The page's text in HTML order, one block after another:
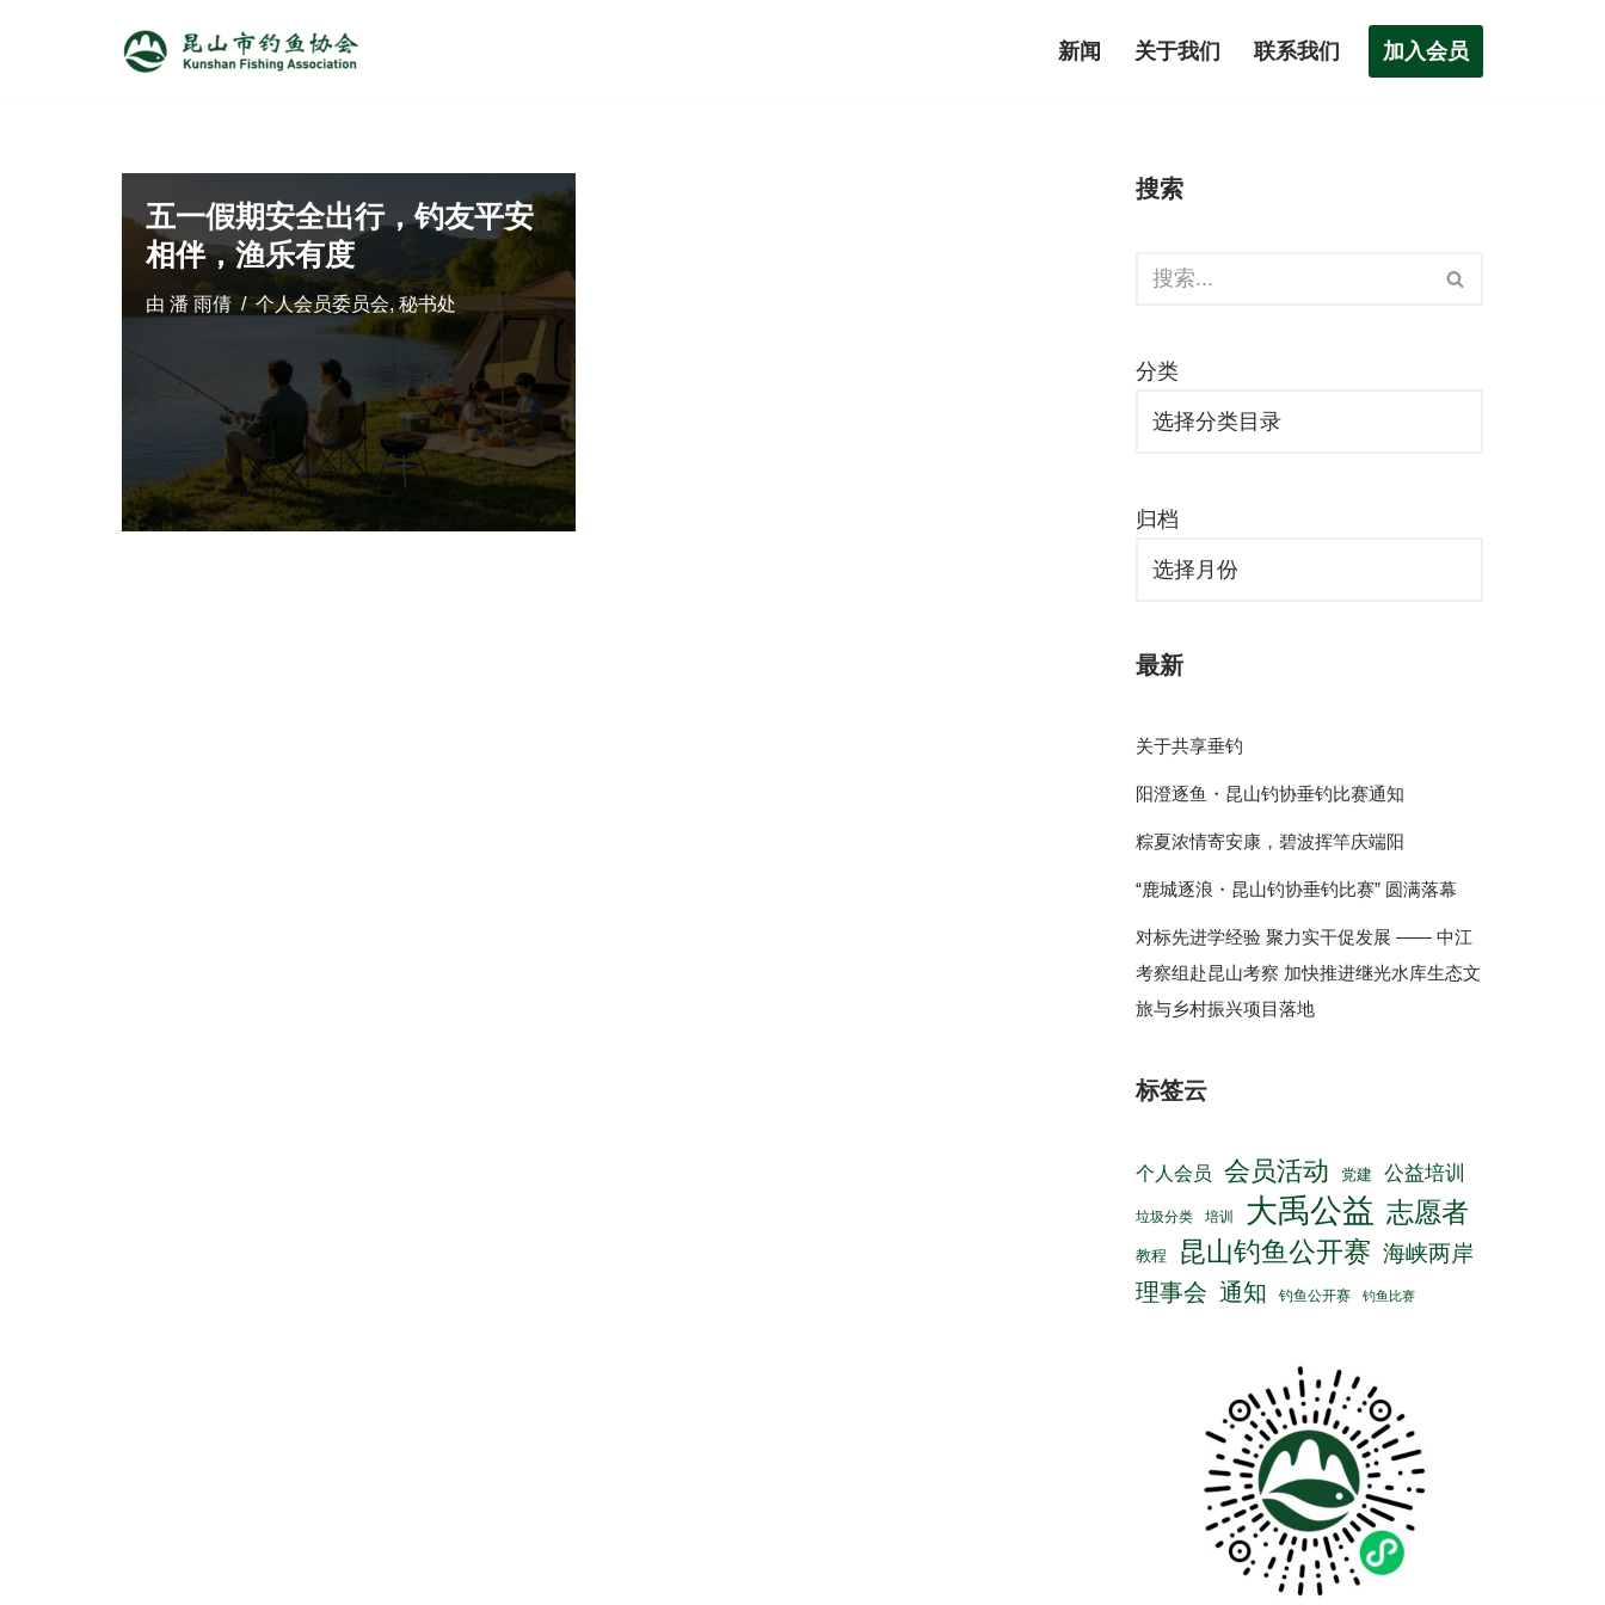
新闻 关于我们 联系我们 加入会员
五一假期安全出行，钓友平安
相伴，渔乐有度
由 潘 雨倩 个人会员委员会, 秘书处
搜索
分类
归档
最新
关于共享垂钓
阳澄逐鱼・昆山钓协垂钓比赛通知
粽夏浓情寄安康，碧波挥竿庆端阳
“鹿城逐浪・昆山钓协垂钓比赛” 圆满落幕
对标先进学经验 聚力实干促发展 —— 中江
考察组赴昆山考察 加快推进继光水库生态文
旅与乡村振兴项目落地
标签云
个人会员 会员活动 党建 公益培训
垃圾分类 培训 大禹公益 志愿者
教程 昆山钓鱼公开赛 海峡两岸
理事会 通知 钓鱼公开赛 钓鱼比赛